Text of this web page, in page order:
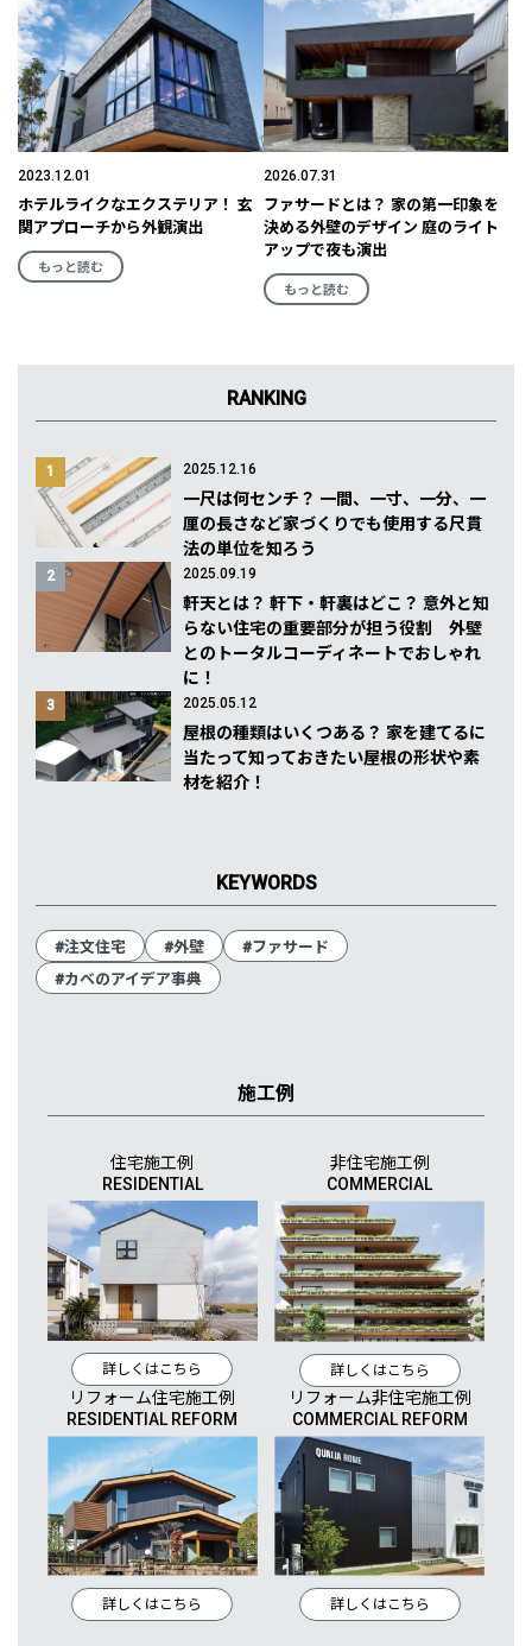
2023.12.01
ホテルライクなエクステリア！ 玄
関アプローチから外観演出
もっと読む
2026.07.31
ファサードとは？ 家の第一印象を
決める外壁のデザイン 庭のライト
アップで夜も演出
もっと読む
RANKING
1 2025.12.16
一尺は何センチ？ 一間、一寸、一分、一
厘の長さなど家づくりでも使用する尺貫
法の単位を知ろう
2 2025.09.19
軒天とは？ 軒下・軒裏はどこ？ 意外と知
らない住宅の重要部分が担う役割 外壁
とのトータルコーディネートでおしゃれ
に！
3 2025.05.12
屋根の種類はいくつある？ 家を建てるに
当たって知っておきたい屋根の形状や素
材を紹介！
KEYWORDS
#注文住宅 #外壁
#ファサード
#カベのアイデア事典
施工例
住宅施工例
RESIDENTIAL
詳しくはこちら
非住宅施工例
COMMERCIAL
詳しくはこちら
リフォーム住宅施工例
RESIDENTIAL REFORM
詳しくはこちら
リフォーム非住宅施工例
COMMERCIAL REFORM
詳しくはこちら